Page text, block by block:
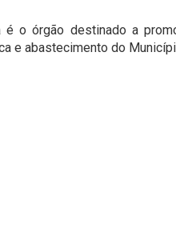
o órgão destinado a
e abastecimento do